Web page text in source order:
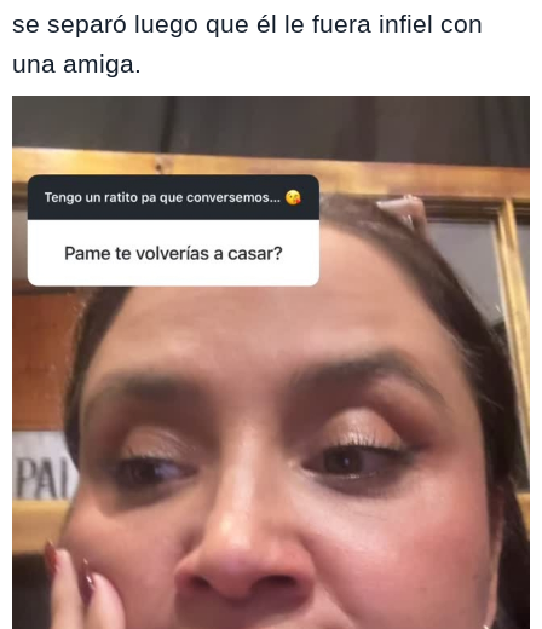
se separó luego que él le fuera infiel con
una amiga.